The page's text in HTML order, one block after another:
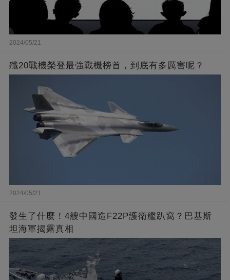
2024/05/21
殲20戰機榮登最強戰機榜首，到底有多厲害呢？
2024/05/21
發生了什麼！4艘中國造F22P護衛艦趴窩？巴基斯
坦海軍揭露真相